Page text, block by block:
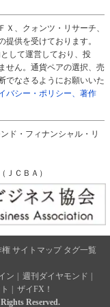
、クォンツ・リサーチ、
供を受けております。
して運営しており、投
せん。通貨ペアの選択、売
でなさるようにお願いいた
バシー・ポリシー、著作
ド・フィナンシャル・リ
ＣＢＡ）
権 サイトマップ タグ一覧
ン 週刊ダイヤモンド
ザイFX！
Reserved.